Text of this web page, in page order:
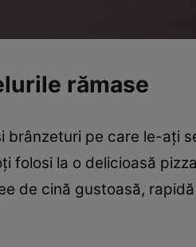
rămase
brânzeturi pe care le-ați
folosi la o delicioasă
de cină gustoasă,